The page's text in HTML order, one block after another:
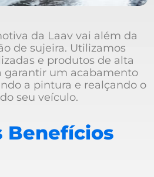
da Laav vai além da
de sujeira. Utilizamos
e produtos de alta
garantir um acabamento
a pintura e realçando o
seu veículo.
Benefícios